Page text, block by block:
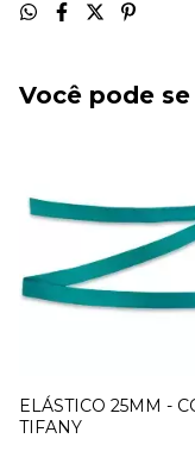
Você pode
ELÁSTICO 25MM -
TIFANY